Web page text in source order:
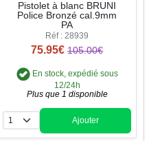
Pistolet à blanc BRUNI
Police Bronzé cal.9mm
PA
Réf : 28939
75.95€ 105.00€
En stock, expédié sous
12/24h
Plus que 1 disponible
Quantité
Ajouter